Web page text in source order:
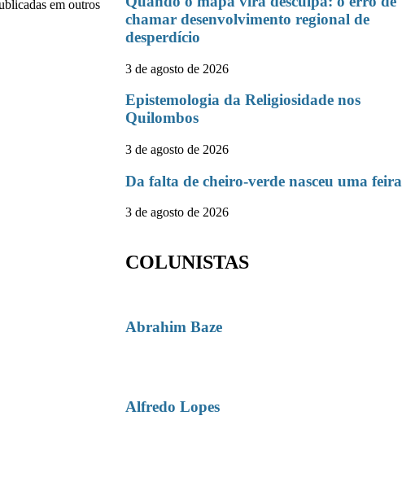
em outros
chamar desenvolvimento regional de
desperdício
3 de agosto de 2026
Epistemologia da Religiosidade nos
Quilombos
3 de agosto de 2026
Da falta de cheiro-verde nasceu uma feira
3 de agosto de 2026
COLUNISTAS
Abrahim Baze
Alfredo Lopes